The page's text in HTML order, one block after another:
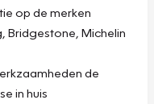
op de merken
Bridgestone, Michelin
de
in huis